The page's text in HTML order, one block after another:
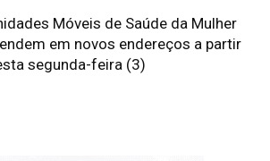
Móveis de Saúde da Mulher
em novos endereços a partir
segunda-feira (3)